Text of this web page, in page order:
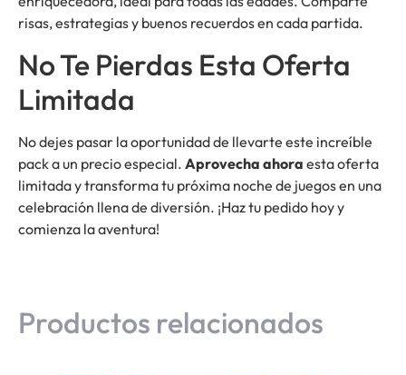
risas, estrategias y buenos recuerdos en cada partida.
No Te Pierdas Esta Oferta
Limitada
No dejes pasar la oportunidad de llevarte este increíble
pack a un precio especial. Aprovecha ahora esta oferta
limitada y transforma tu próxima noche de juegos en una
celebración llena de diversión. ¡Haz tu pedido hoy y
comienza la aventura!
Productos relacionados